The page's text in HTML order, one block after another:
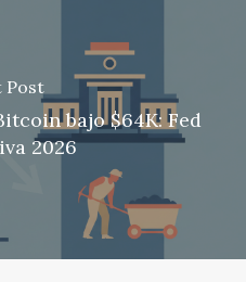
Post
bajo $64K: Fed
2026